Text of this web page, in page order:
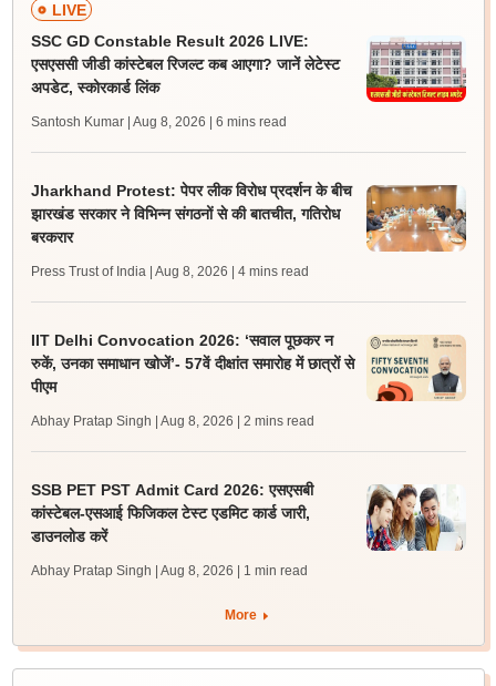
LIVE
SSC GD Constable Result 2026 LIVE:
एसएससी जीडी कांस्टेबल रिजल्ट कब आएगा? जानें लेटेस्ट
अपडेट, स्कोरकार्ड लिंक
Santosh Kumar | Aug 8, 2026 | 6 mins read
Jharkhand Protest: पेपर लीक विरोध प्रदर्शन के बीच
झारखंड सरकार ने विभिन्न संगठनों से की बातचीत, गतिरोध
बरकरार
Press Trust of India | Aug 8, 2026 | 4 mins read
IIT Delhi Convocation 2026: ‘सवाल पूछकर न
रुकें, उनका समाधान खोजें’- 57वें दीक्षांत समारोह में छात्रों से
पीएम
Abhay Pratap Singh | Aug 8, 2026 | 2 mins read
SSB PET PST Admit Card 2026: एसएसबी
कांस्टेबल-एसआई फिजिकल टेस्ट एडमिट कार्ड जारी,
डाउनलोड करें
Abhay Pratap Singh | Aug 8, 2026 | 1 min read
More